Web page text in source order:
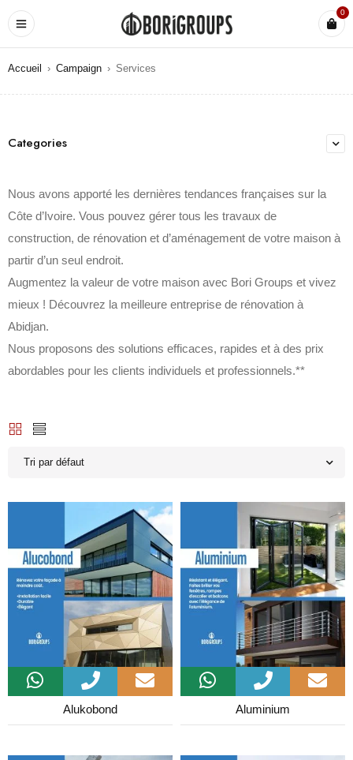
0
Accueil › Campaign › Services
Categories
Nous avons apporté les dernières tendances françaises sur la
Côte d’Ivoire. Vous pouvez gérer tous les travaux de
construction, de rénovation et d’aménagement de votre maison à
partir d’un seul endroit.
Augmentez la valeur de votre maison avec Bori Groups et vivez
mieux ! Découvrez la meilleure entreprise de rénovation à
Abidjan.
Nous proposons des solutions efficaces, rapides et à des prix
abordables pour les clients individuels et professionnels.**
Tri par défaut
Alukobond Aluminium